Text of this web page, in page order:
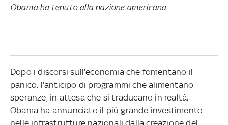
Obama ha tenuto alla nazione americana
Dopo i discorsi sull'economia che fomentano il
panico, l'anticipo di programmi che alimentano
speranze, in attesa che si traducano in realtà,
Obama ha annunciato il più grande investimento
nelle infrastrutture nazionali dalla creazione del